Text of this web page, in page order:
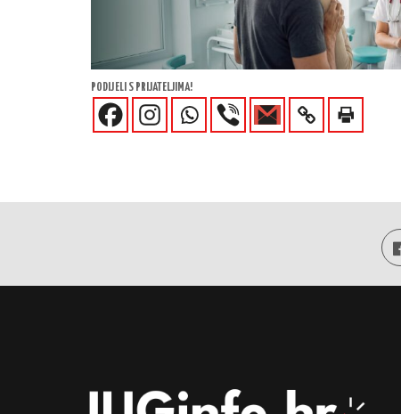
PODIJELI S PRIJATELJIMA!